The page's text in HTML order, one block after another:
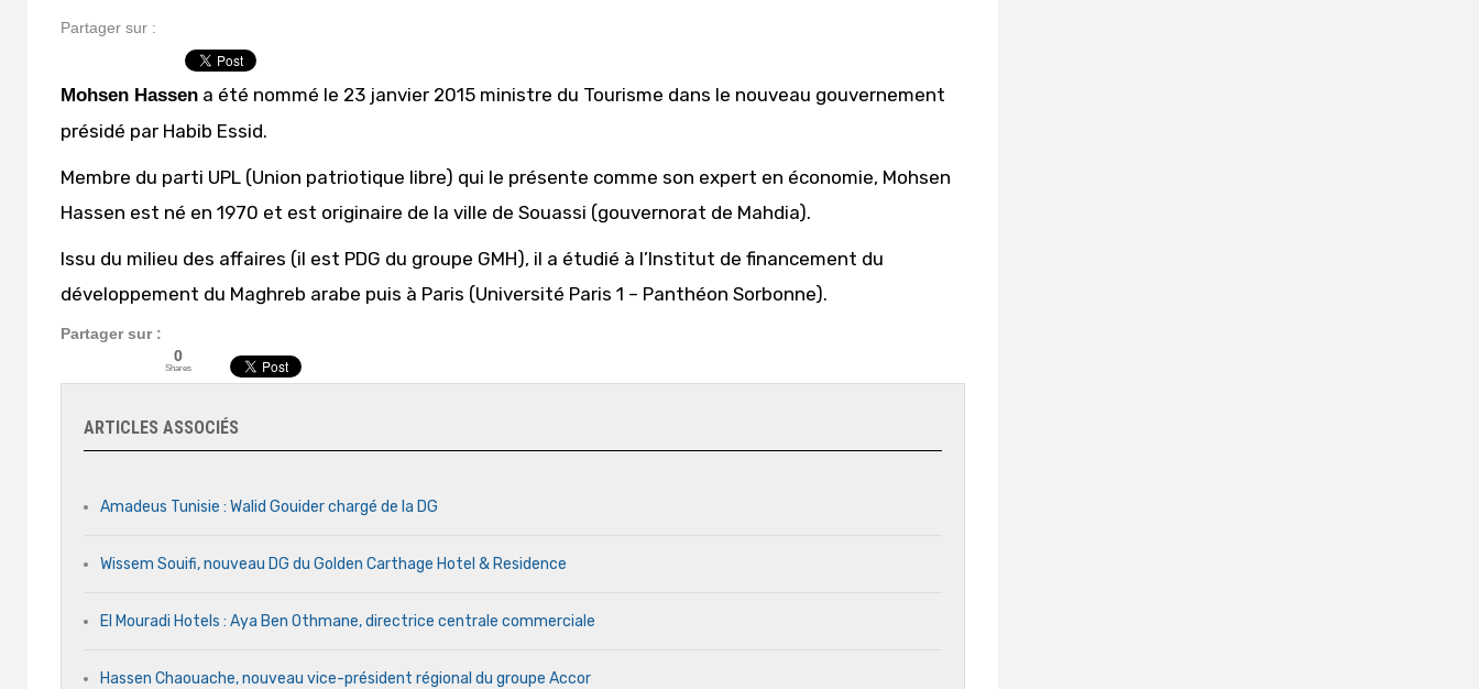
Partager sur :
Mohsen Hassen a été nommé le 23 janvier 2015 ministre du Tourisme dans le nouveau gouvernement
présidé par Habib Essid.
Membre du parti UPL (Union patriotique libre) qui le présente comme son expert en économie, Mohsen
Hassen est né en 1970 et est originaire de la ville de Souassi (gouvernorat de Mahdia).
Issu du milieu des affaires (il est PDG du groupe GMH), il a étudié à l’Institut de financement du
développement du Maghreb arabe puis à Paris (Université Paris 1 – Panthéon Sorbonne).
Partager sur :
0
Shares
ARTICLES ASSOCIÉS
Amadeus Tunisie : Walid Gouider chargé de la DG
Wissem Souifi, nouveau DG du Golden Carthage Hotel & Residence
El Mouradi Hotels : Aya Ben Othmane, directrice centrale commerciale
Hassen Chaouache, nouveau vice-président régional du groupe Accor